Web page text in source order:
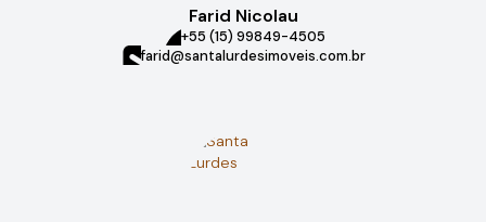
Farid Nicolau
+55 (15) 99849-4505
farid@santalurdesimoveis.com.br